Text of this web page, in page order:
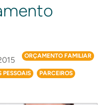
ORÇAMENTO FAMILIAR
PESSOAIS
PARCEIROS